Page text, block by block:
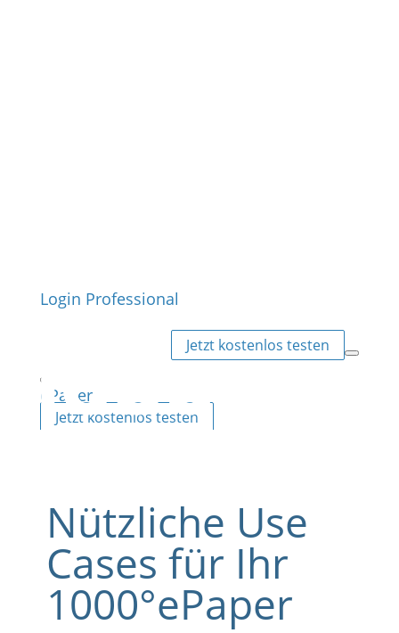
Login Professional
Jetzt kostenlos testen
ePaper
Jetzt kostenlos testen
Nützliche Use
Cases für Ihr
1000°ePaper